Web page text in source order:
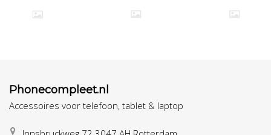
Phonecompleet.nl
Accessoires voor telefoon, tablet & laptop